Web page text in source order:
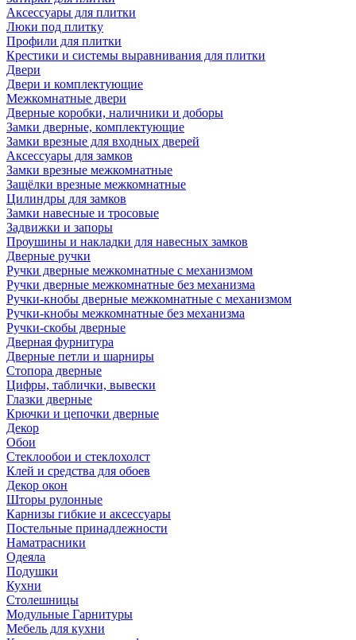
Аксессуары для плитки
Люки под плитку
Профили для плитки
Крестики и системы выравнивания для плитки
Двери
Двери и комплектующие
Межкомнатные двери
Дверные коробки, наличники и доборы
Замки дверные, комплектующие
Замки врезные для входных дверей
Аксессуары для замков
Замки врезные межкомнатные
Защёлки врезные межкомнатные
Цилиндры для замков
Замки навесные и тросовые
Задвижки и запоры
Проушины и накладки для навесных замков
Дверные ручки
Ручки дверные межкомнатные с механизмом
Ручки дверные межкомнатные без механизма
Ручки-кнобы дверные межкомнатные с механизмом
Ручки-кнобы межкомнатные без механизма
Ручки-скобы дверные
Дверная фурнитура
Дверные петли и шарниры
Стопора дверные
Цифры, таблички, вывески
Глазки дверные
Крючки и цепочки дверные
Декор
Обои
Стеклообои и стеклохолст
Клей и средства для обоев
Декор окон
Шторы рулонные
Карнизы гибкие и аксессуары
Постельные принадлежности
Наматрасники
Одеяла
Подушки
Кухни
Столешницы
Модульные Гарнитуры
Мебель для кухни